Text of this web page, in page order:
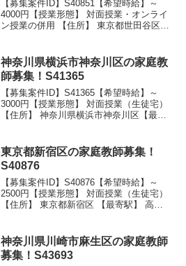
【募集案件ID】S40851【希望時給】～
4000円【授業形態】 対面授業・オンライ
ン授業の併用 【住所】 東京都世田谷区
別】女子 【生徒学年】 学校名：公立学...
神奈川県横浜市神奈川区の家庭教
師募集！S41365
【募集案件ID】S41365【希望時給】～
3000円【授業形態】 対面授業（生徒宅）
【住所】 神奈川県横浜市神奈川区【最寄
学年：小学新3年生
東京都新宿区の家庭教師募集！
S40876
【募集案件ID】S40876【希望時給】～
2500円【授業形態】 対面授業（生徒宅）
【住所】 東京都新宿区 【最寄駅】 高田
名：私立 学年：小学2年生
神奈川県川崎市麻生区の家庭教師
募集！S43693